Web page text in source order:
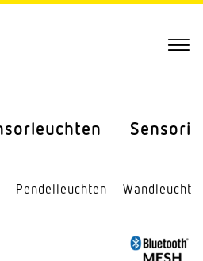
Sensorik
Pendel­leuchten